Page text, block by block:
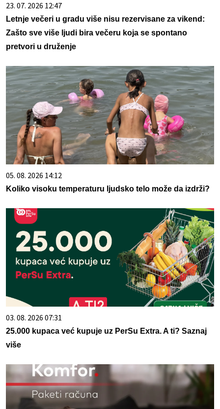
23. 07. 2026 12:47
Letnje večeri u gradu više nisu rezervisane za vikend:
Zašto sve više ljudi bira večeru koja se spontano
pretvori u druženje
05. 08. 2026 14:12
Koliko visoku temperaturu ljudsko telo može da izdrži?
03. 08. 2026 07:31
25.000 kupaca već kupuje uz PerSu Extra. A ti? Saznaj
više